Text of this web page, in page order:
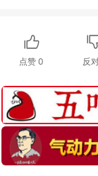
点赞0 反